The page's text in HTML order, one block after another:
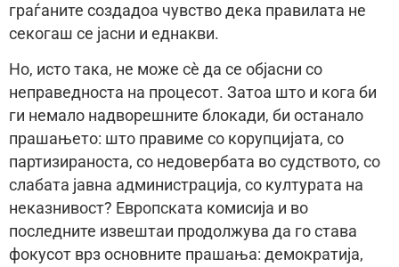
граѓаните создадоа чувство дека правилата не
секогаш се јасни и еднакви.
Но, исто така, не може сè да се објасни со
неправедноста на процесот. Затоа што и кога би
ги немало надворешните блокади, би останало
прашањето: што правиме со корупцијата, со
партизираноста, со недовербата во судството, со
слабата јавна администрација, со културата на
неказнивост? Европската комисија и во
последните извештаи продолжува да го става
фокусот врз основните прашања: демократија,